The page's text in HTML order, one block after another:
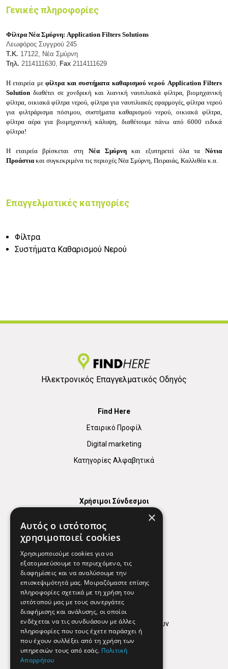
Γενικές πληροφορίες
Φίλτρα Νέα Σμύρνη: Application Filters Solutions
Λεωφόρος Συγγρού 245
Τ.Κ. 17122, Νέα Σμύρνη
Τηλ. 2114111630, Fax 2114111629
Η εταιρεία με φίλτρα και συστήματα καθαρισμού νερού Application Filters
Solution διαθέτει σε χονδρική και λιανική ναυτιλιακά φίλτρα, βιομηχανική
φίλτρα, οικιακά φίλτρα νερού, φίλτρα για ναυτιλιακές εφαρμογές, φίλτρα νερού
για φιλτράρισμα πόσιμου, συστήματα καθαρισμού νερού, οικιακά φίλτρα,
φίλτρα αέρα για βιομηχανική κάλυψη, διαθέτουμε πάνω από 6000 ειδικά
φίλτρα!
Η εταιρεία βρίσκεται στη Νέα Σμύρνηκαι εξυπηρετεί όλα ταΝότια
Προάστια και συγκεκριμένα τις περιοχές Νέα Σμύρνη, Πειραιάς, Καλλιθέα κ.α.
Επαγγελματικές κατηγορίες
Φίλτρα
Συστήματα Καθαρισμού Νερού
Ηλεκτρονικός Επαγγελματικός Οδηγός
Find Here
Εταιρικό Προφίλ
Digital marketing
Κατηγορίες Αλφαβητικά
Χρήσιμοι Σύνδεσμοι
Χρήσιμα Τηλέφωνα
Εφημερεύοντα Φαρμακεία
Απόρρητο
Όροι Χρήσης
Πολιτική προστασίας δεδομένων
Findhere
×
Αυτός ο ιστότοπος
χρησιμοποιεί cookies
Χρησιμοποιούμε cookies για να
εξατομικεύσουμε το περιεχόμενο, τις
διαφημίσεις και να αναλύσουμε την
επισκεψιμότητά μας. Μοιραζόμαστε επίσης
πληροφορίες σχετικά με τη χρήση του
ιστότοπού μας με τους συνεργάτες
διαφήμισης και ανάλυσης, οι οποίοι
ενδέχεται να τις συνδυάσουν με άλλες
πληροφορίες που τους έχετε παράσχει ή
που έχουν συλλέξει από τη χρήση των
υπηρεσιών τους από εσάς. Πολιτική
Απορρήτου